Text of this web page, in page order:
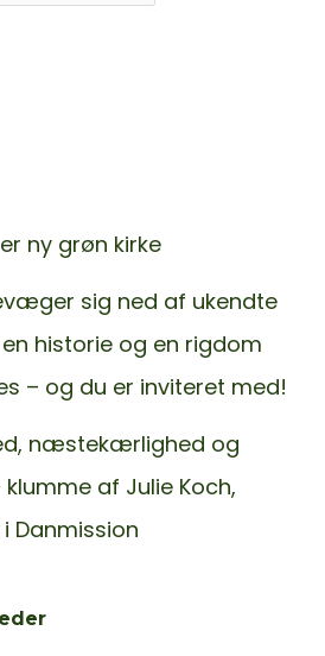
ny grøn kirke
sig ned af ukendte
historie og en rigdom
– og du er inviteret med!
næstekærlighed og
af Julie Koch,
Danmission